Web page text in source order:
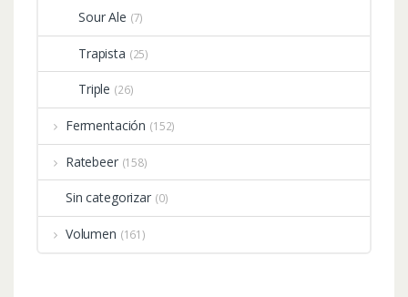
Sour Ale (7)
Trapista (25)
Triple (26)
Fermentación (152)
Ratebeer (158)
Sin categorizar (0)
Volumen (161)